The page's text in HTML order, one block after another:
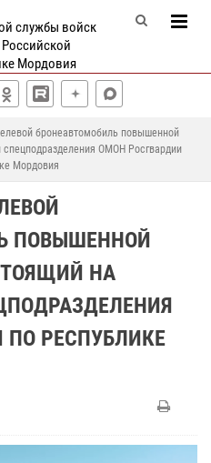
службы войск
Мордовия
бронеавтомобиль повышенной
ОМОН Росгвардии
Мордовия
ПОВЫШЕННОЙ
НА
РЕСПУБЛИКЕ